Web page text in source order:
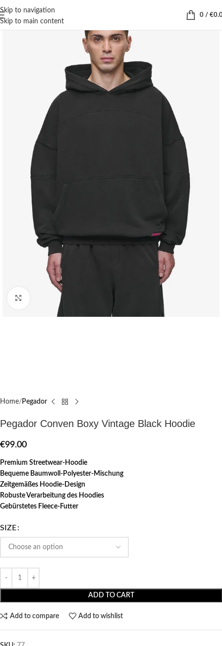
Skip to navigation
Skip to main content
0 / €
Click to enlarge
Home Pegador​
Pegador Conven Boxy Vintage Black Hoodie
€99.00
Premium Streetwear-Hoodie
Bequeme Baumwoll-Polyester-Mischung
Zeitgemäßes Hoodie-Design
Robuste Verarbeitung des Hoodies
Gebürstetes Fleece-Futter
SIZE
ADD TO CART
Add to compare Add to wishlist